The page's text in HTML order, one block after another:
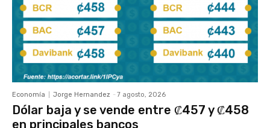
Economía Jorge Hernandez - 7 agosto, 2026
Dólar baja y se vende entre ₡457 y ₡458
en principales bancos